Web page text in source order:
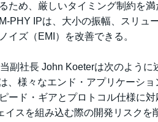
ため、厳しいタイミング制約を
PHY IPは、大小の振幅、スリュ
イズ（EMI）を改善できる。
副社長 John Koeterは次のよう
、様々なエンド・アプリケーシ
ード・ギアとプロトコル仕様に
イスを組み込む際の開発リスク